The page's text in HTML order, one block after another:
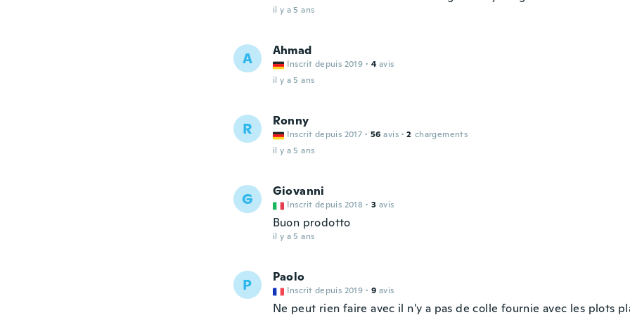
il y a 5 ans
A Ahmad
Inscrit depuis 2019 · 4 avis
il y a 5 ans
R Ronny
Inscrit depuis 2017 · 56 avis · 2 chargements
il y a 5 ans
G Giovanni
Inscrit depuis 2018 · 3 avis
Buon prodotto
il y a 5 ans
P Paolo
Inscrit depuis 2019 · 9 avis
Ne peut rien faire avec il n'y a pas de colle fournie avec les plots